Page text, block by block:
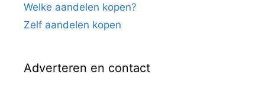
Welke aandelen kopen?
Zelf aandelen kopen
Adverteren en contact